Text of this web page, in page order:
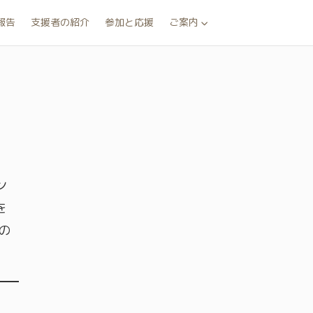
告 支援者の紹介 参加と応援 ご案内